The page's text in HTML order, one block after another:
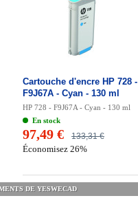
Cartouche d'encre HP 728 -
F9J67A - Cyan - 130 ml
HP 728 - F9J67A - Cyan - 130 ml
En stock
133,31 €
97,49 €
Économisez 26%
DE YESWECAD